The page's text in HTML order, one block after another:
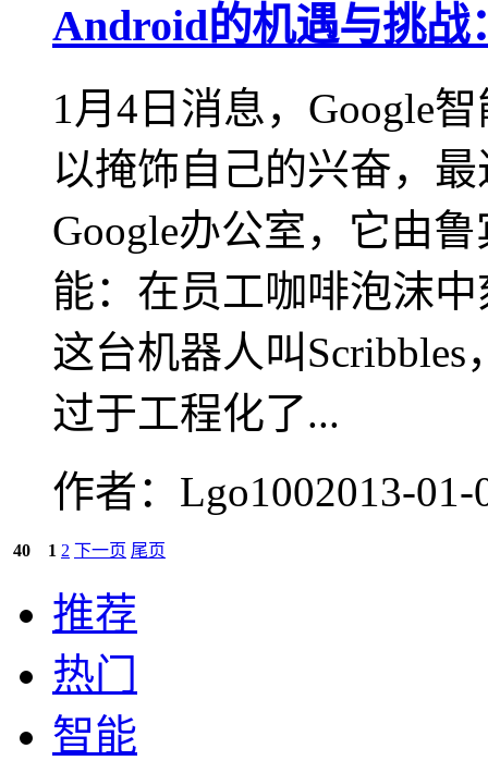
Android的机遇与挑战
1月4日消息，Google
以掩饰自己的兴奋，
Google办公室，它由
能：在员工咖啡泡沫
这台机器人叫
过于工程化了...
作者：Lgo1002013-01-
40 1 2 下一页 尾页
推荐
热门
智能